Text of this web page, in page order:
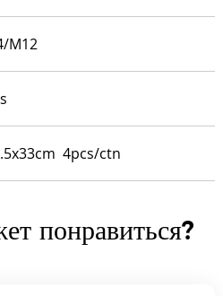
M12
4pcs/ctn
понравиться?